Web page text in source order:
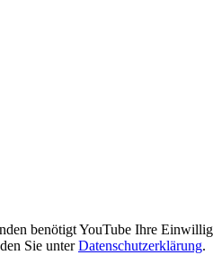
benötigt YouTube Ihre
Sie unterDatenschutzerklärung.